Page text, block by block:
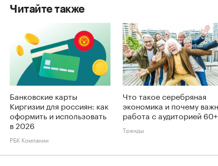
Читайте также
Банковские карты
Киргизии для россиян: как
оформить и использовать
в 2026
РБК Компании
Что такое серебряная
экономика и почему
работа с аудиторией 60+
Тренды